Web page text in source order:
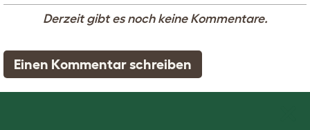
Derzeit gibt es noch keine Kommentare.
Einen Kommentar schreiben